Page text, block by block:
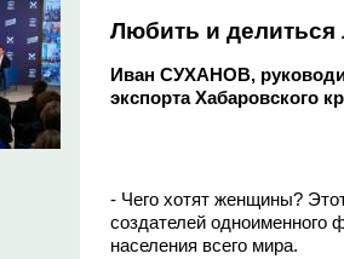
Любить и
Иван СУХАНОВ,
экспорта Хабаровского
- Чего хотят женщины?
создателей
населения всего мира.